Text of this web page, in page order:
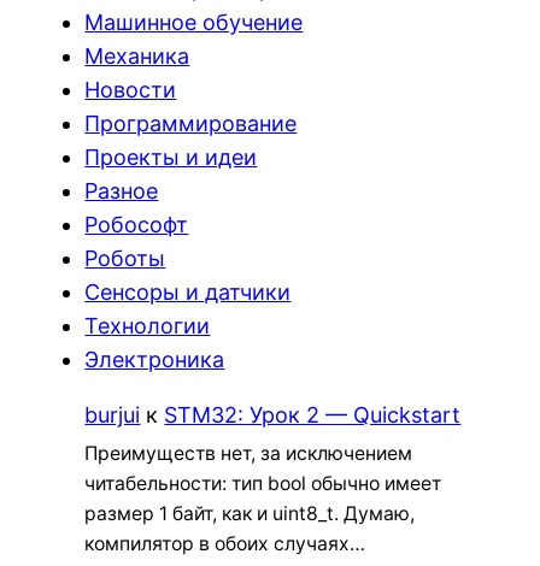
Машинное обучение
Механика
Новости
Программирование
Проекты и идеи
Разное
Робософт
Роботы
Сенсоры и датчики
Технологии
Электроника
burjui к STM32: Урок 2 — Quickstart
Преимуществ нет, за исключением
читабельности: тип bool обычно имеет
размер 1 байт, как и uint8_t. Думаю,
компилятор в обоих случаях…